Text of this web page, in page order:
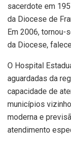
sacerdote em
da Diocese de
Em 2006,
da Diocese,
O Hospital
aguardadas da
capacidade de
municípios
moderna e
atendimento